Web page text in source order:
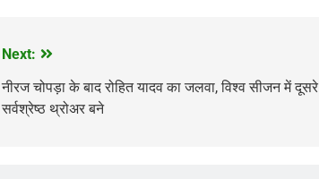
Next:
नीरज चोपड़ा के बाद रोहित यादव का जलवा, विश्व सीजन में दूसरे
सर्वश्रेष्ठ थ्रोअर बने